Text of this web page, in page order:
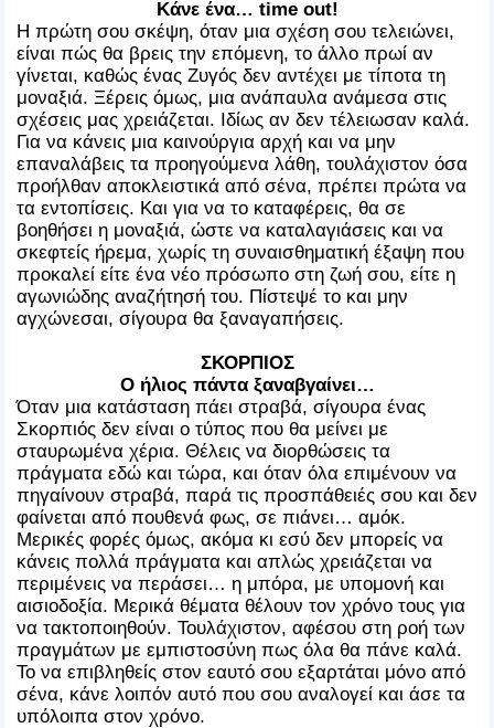
Κάνε ένα… time out!
Η πρώτη σου σκέψη, όταν μια σχέση σου τελειώνει,
είναι πώς θα βρεις την επόμενη, το άλλο πρωί αν
γίνεται, καθώς ένας Ζυγός δεν αντέχει με τίποτα τη
μοναξιά. Ξέρεις όμως, μια ανάπαυλα ανάμεσα στις
σχέσεις μας χρειάζεται. Ιδίως αν δεν τέλειωσαν καλά.
Για να κάνεις μια καινούργια αρχή και να μην
επαναλάβεις τα προηγούμενα λάθη, τουλάχιστον όσα
προήλθαν αποκλειστικά από σένα, πρέπει πρώτα να
τα εντοπίσεις. Και για να το καταφέρεις, θα σε
βοηθήσει η μοναξιά, ώστε να καταλαγιάσεις και να
σκεφτείς ήρεμα, χωρίς τη συναισθηματική έξαψη που
προκαλεί είτε ένα νέο πρόσωπο στη ζωή σου, είτε η
αγωνιώδης αναζήτησή του. Πίστεψέ το και μην
αγχώνεσαι, σίγουρα θα ξαναγαπήσεις.
ΣΚΟΡΠΙΟΣ
Ο ήλιος πάντα ξαναβγαίνει…
Όταν μια κατάσταση πάει στραβά, σίγουρα ένας
Σκορπιός δεν είναι ο τύπος που θα μείνει με
σταυρωμένα χέρια. Θέλεις να διορθώσεις τα
πράγματα εδώ και τώρα, και όταν όλα επιμένουν να
πηγαίνουν στραβά, παρά τις προσπάθειές σου και δεν
φαίνεται από πουθενά φως, σε πιάνει… αμόκ.
Μερικές φορές όμως, ακόμα κι εσύ δεν μπορείς να
κάνεις πολλά πράγματα και απλώς χρειάζεται να
περιμένεις να περάσει… η μπόρα, με υπομονή και
αισιοδοξία. Μερικά θέματα θέλουν τον χρόνο τους για
να τακτοποιηθούν. Τουλάχιστον, αφέσου στη ροή των
πραγμάτων με εμπιστοσύνη πως όλα θα πάνε καλά.
Το να επιβληθείς στον εαυτό σου εξαρτάται μόνο από
σένα, κάνε λοιπόν αυτό που σου αναλογεί και άσε τα
υπόλοιπα στον χρόνο.